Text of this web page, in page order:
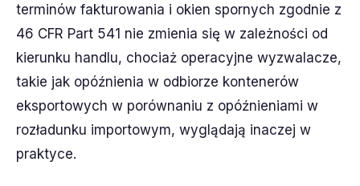
terminów fakturowania i okien spornych zgodnie z
46 CFR Part 541 nie zmienia się w zależności od
kierunku handlu, chociaż operacyjne wyzwalacze,
takie jak opóźnienia w odbiorze kontenerów
eksportowych w porównaniu z opóźnieniami w
rozładunku importowym, wyglądają inaczej w
praktyce.